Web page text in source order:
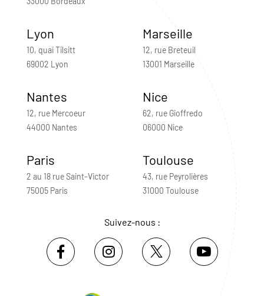
Lyon
10, quai Tilsitt
69002 Lyon
Marseille
12, rue Breteuil
13001 Marseille
Nantes
12, rue Mercoeur
44000 Nantes
Nice
62, rue Gioffredo
06000 Nice
Paris
2 au 18 rue Saint-Victor
75005 Paris
Toulouse
43, rue Peyrolières
31000 Toulouse
Suivez-nous :